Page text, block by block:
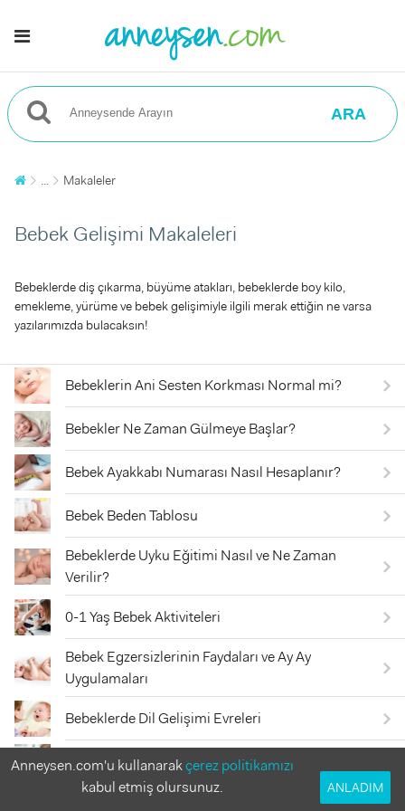
ARA
... Makaleler
Bebek Gelişimi Makaleleri
Bebeklerde diş çıkarma, büyüme atakları, bebeklerde boy kilo,
emekleme, yürüme ve bebek gelişimiyle ilgili merak ettiğin ne varsa
yazılarımızda bulacaksın!
Bebeklerin Ani Sesten Korkması Normal mi?
Bebekler Ne Zaman Gülmeye Başlar?
Bebek Ayakkabı Numarası Nasıl Hesaplanır?
Bebek Beden Tablosu
Bebeklerde Uyku Eğitimi Nasıl ve Ne Zaman
Verilir?
0-1 Yaş Bebek Aktiviteleri
Bebek Egzersizlerinin Faydaları ve Ay Ay
Uygulamaları
Bebeklerde Dil Gelişimi Evreleri
En Faydalı Bebek Gelişim Kitapları
Anneysen.com'u kullanarakçerez politikamızı
kabul etmiş olursunuz.
ANLADIM